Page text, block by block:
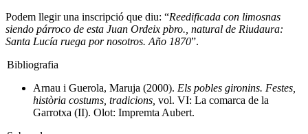
Podem llegir una inscripció que diu: “Reedificada con limosnas
siendo párroco de esta Juan Ordeix pbro., natural de Riudaura:
Santa Lucía ruega por nosotros. Año 1870”.
Bibliografia
Arnau i Guerola, Maruja (2000). Els pobles gironins. Festes,
història costums, tradicions, vol. VI: La comarca de la
Garrotxa (II). Olot: Impremta Aubert.